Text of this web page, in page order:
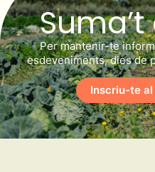
Per mantenir-te
esdeveniments, dies de
Inscriu-te